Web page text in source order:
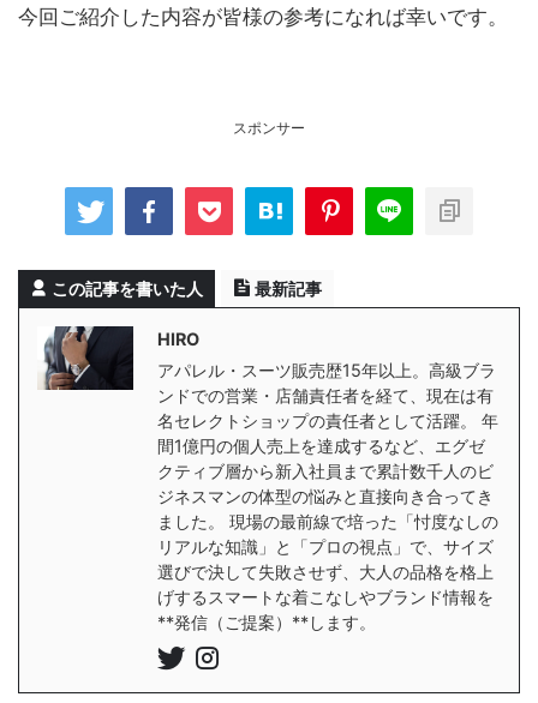
今回ご紹介した内容が皆様の参考になれば幸いです。
スポンサー
この記事を書いた人 最新記事
HIRO
アパレル・スーツ販売歴15年以上。高級ブラ
ンドでの営業・店舗責任者を経て、現在は有
名セレクトショップの責任者として活躍。 年
間1億円の個人売上を達成するなど、エグゼ
クティブ層から新入社員まで累計数千人のビ
ジネスマンの体型の悩みと直接向き合ってき
ました。 現場の最前線で培った「忖度なしの
リアルな知識」と「プロの視点」で、サイズ
選びで決して失敗させず、大人の品格を格上
げするスマートな着こなしやブランド情報を
**発信（ご提案）**します。